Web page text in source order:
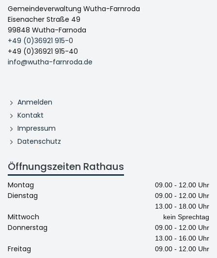
Gemeindeverwaltung Wutha-Farnroda
Eisenacher Straße 49
99848 Wutha-Farnoda
+49 (0)36921 915-0
+49 (0)36921 915-40
info@wutha-farnroda.de
Anmelden
Kontakt
Impressum
Datenschutz
Öffnungszeiten Rathaus
Montag 09.00 - 12.00 Uhr
Dienstag
09.00 - 12.00 Uhr
13.00 - 18.00 Uhr
Mittwoch kein Sprechtag
Donnerstag
09.00 - 12.00 Uhr
13.00 - 16.00 Uhr
Freitag 09.00 - 12.00 Uhr